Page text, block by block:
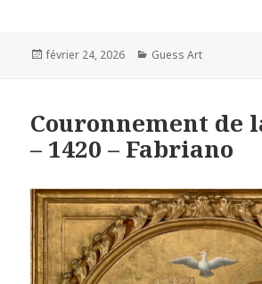
Posted
février 24, 2026 Categories
Guess Art
Couronnement de
– 1420 – Fabriano